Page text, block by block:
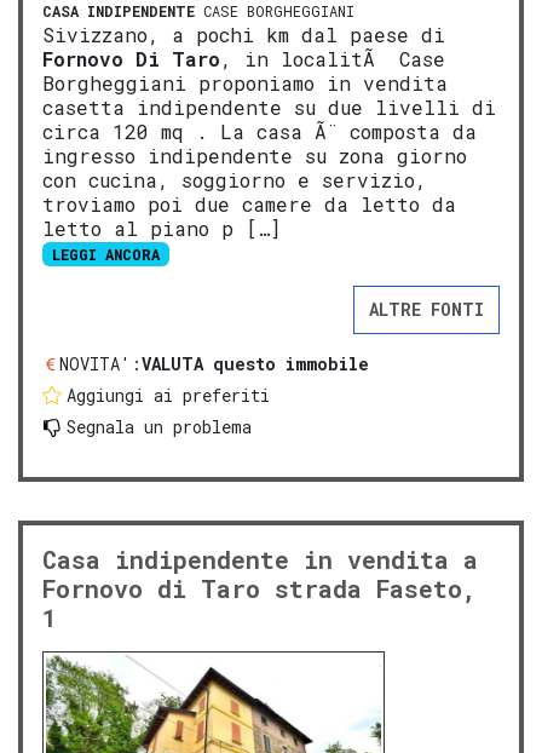
CASA INDIPENDENTE CASE BORGHEGGIANI
Sivizzano, a pochi km dal paese di
Fornovo Di Taro, in localitÃ Case
Borgheggiani proponiamo in vendita
casetta indipendente su due livelli di
circa 120 mq . La casa Ã¨ composta da
ingresso indipendente su zona giorno
con cucina, soggiorno e servizio,
troviamo poi due camere da letto da
letto al piano p […]
LEGGI ANCORA
ALTRE FONTI
NOVITA':VALUTA questo immobile
Aggiungi ai preferiti
Segnala un problema
Casa indipendente in vendita a
Fornovo di Taro strada Faseto,
1